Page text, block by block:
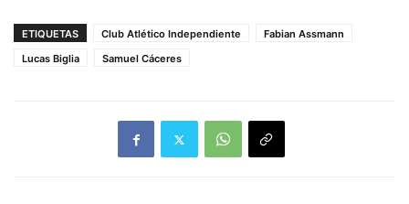
ETIQUETAS Club Atlético Independiente
Fabian Assmann
Lucas Biglia
Samuel Cáceres